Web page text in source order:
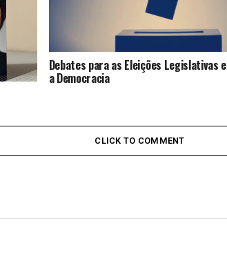
Debates para as Eleições Legislativas e
a Democracia
CLICK TO COMMENT